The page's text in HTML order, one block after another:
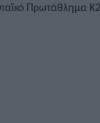
Πρωτάθλημα